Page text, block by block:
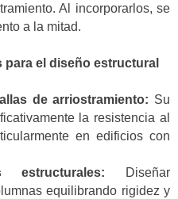
Al incorporarlos, se
a la mitad.
el diseño estructural
de arriostramiento: Su
la resistencia al
en edificios con
estructurales: Diseñar
equilibrando rigidez y